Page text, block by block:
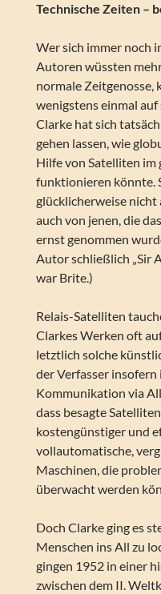
Technische Zeiten –
Wer sich immer noch
Autoren wüssten
normale Zeitgenosse,
wenigstens einmal
Clarke hat sich
gehen lassen, wie
Hilfe von Satelliten
funktionieren könnte.
glücklicherweise nicht
auch von jenen, die
ernst genommen
Autor schließlich „Sir
war Brite.)
Relais-Satelliten
Clarkes Werken oft
letztlich solche
der Verfasser insofern
Kommunikation via
dass besagte
kostengünstiger und
vollautomatische,
Maschinen, die
überwacht werden
Doch Clarke ging es
Menschen ins All zu
gingen 1952 in einer
zwischen dem II.